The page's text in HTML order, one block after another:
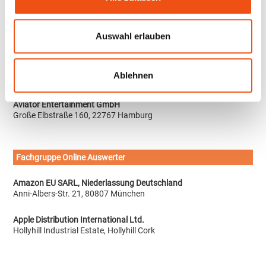
Auswahl erlauben
Ablehnen
Artists & Acts Music Publishing GmbH
Waldstr. 17H, 85649 Brunnthal
Borselstr. 18, 22765 Hamburg
Aviator Entertainment GmbH
Große Elbstraße 160, 22767 Hamburg
Fachgruppe Online Auswerter
Amazon EU SARL, Niederlassung Deutschland
Anni-Albers-Str. 21, 80807 München
Apple Distribution International Ltd.
Hollyhill Industrial Estate, Hollyhill Cork